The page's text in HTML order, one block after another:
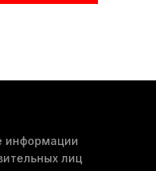
информации
лиц